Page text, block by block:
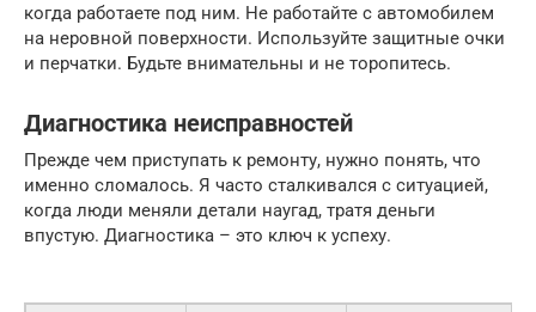
когда работаете под ним. Не работайте с автомобилем
на неровной поверхности. Используйте защитные очки
и перчатки. Будьте внимательны и не торопитесь.
Диагностика неисправностей
Прежде чем приступать к ремонту, нужно понять, что
именно сломалось. Я часто сталкивался с ситуацией,
когда люди меняли детали наугад, тратя деньги
впустую. Диагностика – это ключ к успеху.